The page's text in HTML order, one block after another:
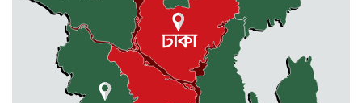
ধর্মীয় উপাসনালয়ে কর্মরতরা পাবেন
সম্মানি ভাতা